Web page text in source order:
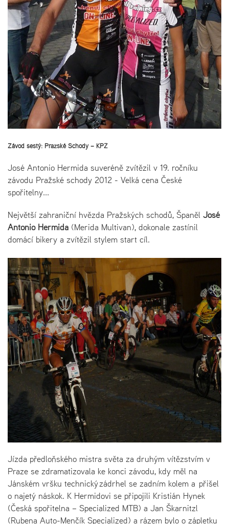
Závod šestý: Pražské Schody – KPŽ
José Antonio Hermida suveréně zvítězil v 19. ročníku
závodu Pražské schody 2012 - Velká cena České
spořitelny...
Největší zahraniční hvězda Pražských schodů, Španěl José
Antonio Hermida (Merida Multivan), dokonale zastínil
domácí bikery a zvítězil stylem start cíl.
Jízda předloňského mistra světa za druhým vítězstvím v
Praze se zdramatizovala ke konci závodu, kdy měl na
Jánském vršku technický zádrhel se zadním kolem a přišel
o najetý náskok. K Hermidovi se připojili Kristián Hynek
(Česká spořitelna – Specialized MTB) a Jan Škarnitzl
(Rubena Auto-Menčík Specialized) a rázem bylo o zápletku